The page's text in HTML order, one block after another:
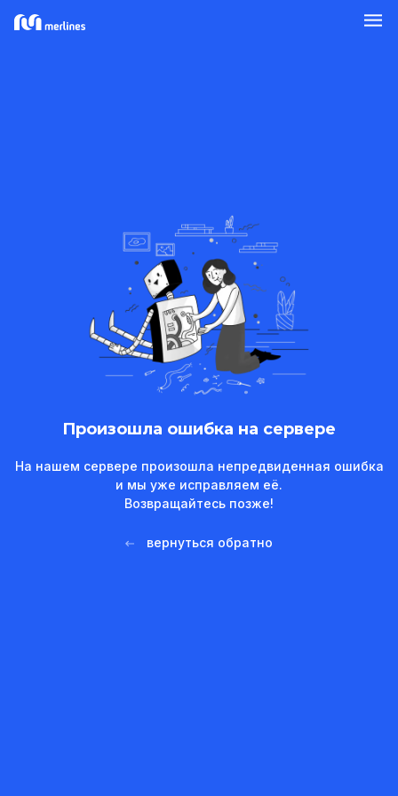
Произошла ошибка на сервере
На нашем сервере произошла непредвиденная ошибка
и мы уже исправляем её.
Возвращайтесь позже!
вернуться обратно